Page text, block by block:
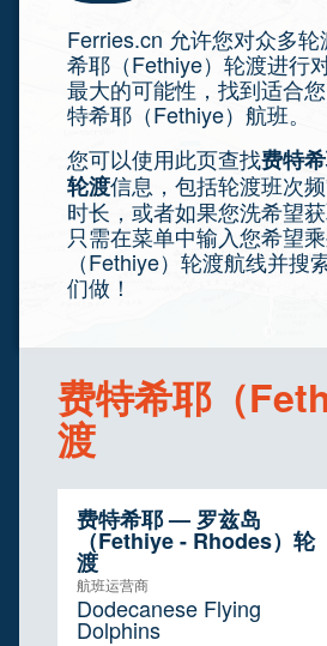
Ferries.cn 允许您对众多
希耶（Fethiye）轮渡进行
最大的可能性，找到适合
特希耶（Fethiye）航班。
您可以使用此页查找费特
轮渡信息，包括轮渡班次
时长，或者如果您洗希望
只需在菜单中输入您希望
（Fethiye）轮渡航线并搜
们做！
费特希耶（
渡
费特希耶 — 罗兹岛
（Fethiye - Rhodes）轮
渡
航班运营商
Dodecanese Flying
Dolphins